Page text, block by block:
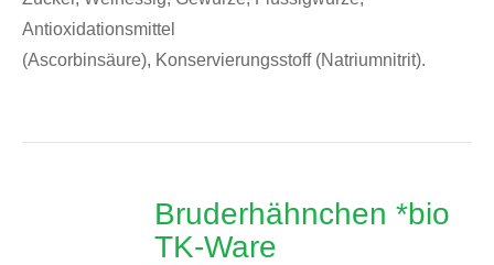
Antioxidationsmittel
(Ascorbinsäure), Konservierungsstoff (Natriumnitrit).
Bruderhähnchen *bio
TK-Ware